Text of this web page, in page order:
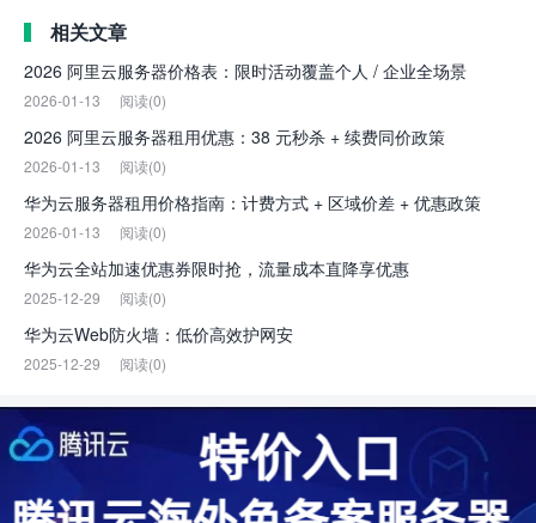
相关文章
2026 阿里云服务器价格表：限时活动覆盖个人 / 企业全场景
2026-01-13 阅读(0)
2026 阿里云服务器租用优惠：38 元秒杀 + 续费同价政策
2026-01-13 阅读(0)
华为云服务器租用价格指南：计费方式 + 区域价差 + 优惠政策
2026-01-13 阅读(0)
华为云全站加速优惠券限时抢，流量成本直降享优惠
2025-12-29 阅读(0)
华为云Web防火墙：低价高效护网安
2025-12-29 阅读(0)